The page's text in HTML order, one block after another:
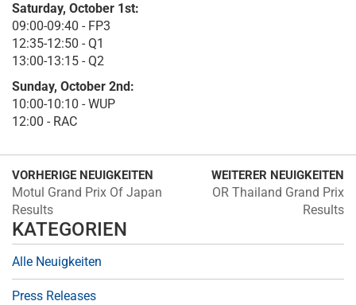
Saturday, October 1st:
09:00-09:40 - FP3
12:35-12:50 - Q1
13:00-13:15 - Q2
Sunday, October 2nd:
10:00-10:10 - WUP
12:00 - RAC
VORHERIGE NEUIGKEITEN
Motul Grand Prix Of Japan
Results
WEITERER NEUIGKEITEN
OR Thailand Grand Prix
Results
KATEGORIEN
Alle Neuigkeiten
Press Releases